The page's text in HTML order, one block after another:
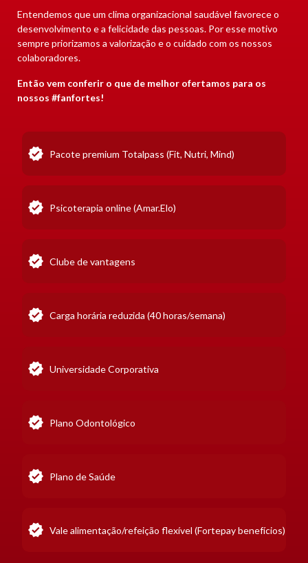
Entendemos que um clima organizacional saudável favorece o
desenvolvimento e a felicidade das pessoas. Por esse motivo
sempre priorizamos a valorização e o cuidado com os nossos
colaboradores.
Então vem conferir o que de melhor ofertamos para os
nossos #fanfortes!
Pacote premium Totalpass (Fit, Nutri, Mind)
Psicoterapia online (Amar.Elo)
Clube de vantagens
Carga horária reduzida (40 horas/semana)
Universidade Corporativa
Plano Odontológico
Plano de Saúde
Vale alimentação/refeição flexível (Fortepay benefícios)